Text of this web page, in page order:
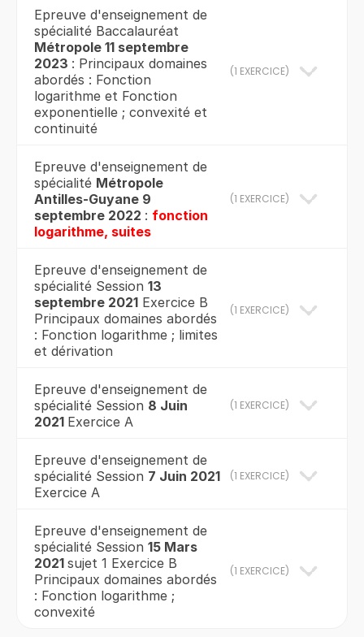
Epreuve d'enseignement de
spécialité Baccalauréat
Métropole 11 septembre
2023 : Principaux domaines
abordés : Fonction
logarithme et Fonction
exponentielle ; convexité et
continuité
(1 EXERCICE)
Epreuve d'enseignement de
spécialité Métropole
Antilles-Guyane 9
septembre 2022 : fonction
logarithme, suites
(1 EXERCICE)
Epreuve d'enseignement de
spécialité Session 13
septembre 2021 Exercice B
Principaux domaines abordés
: Fonction logarithme ; limites
et dérivation
(1 EXERCICE)
Epreuve d'enseignement de
spécialité Session 8 Juin
2021 Exercice A
(1 EXERCICE)
Epreuve d'enseignement de
spécialité Session 7 Juin 2021
Exercice A
(1 EXERCICE)
Epreuve d'enseignement de
spécialité Session 15 Mars
2021 sujet 1 Exercice B
Principaux domaines abordés
: Fonction logarithme ;
convexité
(1 EXERCICE)